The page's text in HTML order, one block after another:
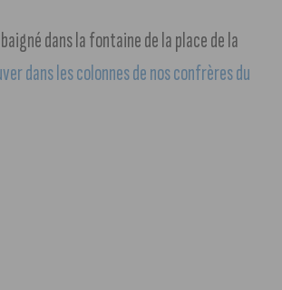
dans la fontaine de la place de la
dans les colonnes de nos confrères du